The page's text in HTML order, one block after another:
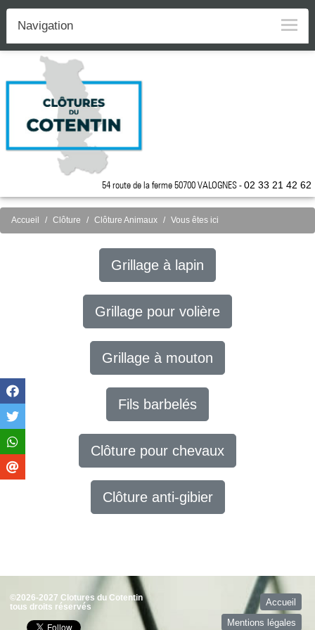
54 route de la ferme 50700 VALOGNES -02 33 21 42 62
Navigation
Accueil Clôture Clôture Animaux Vous êtes ici
Grillage à lapin
Grillage pour volière
Grillage à mouton
Fils barbelés
Clôture pour chevaux
Clôture anti-gibier
©2026-2027 Clotures du Cotentin
tous droits réservés
Accueil
Mentions légales